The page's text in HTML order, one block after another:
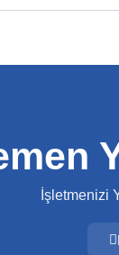
İşletmenizi